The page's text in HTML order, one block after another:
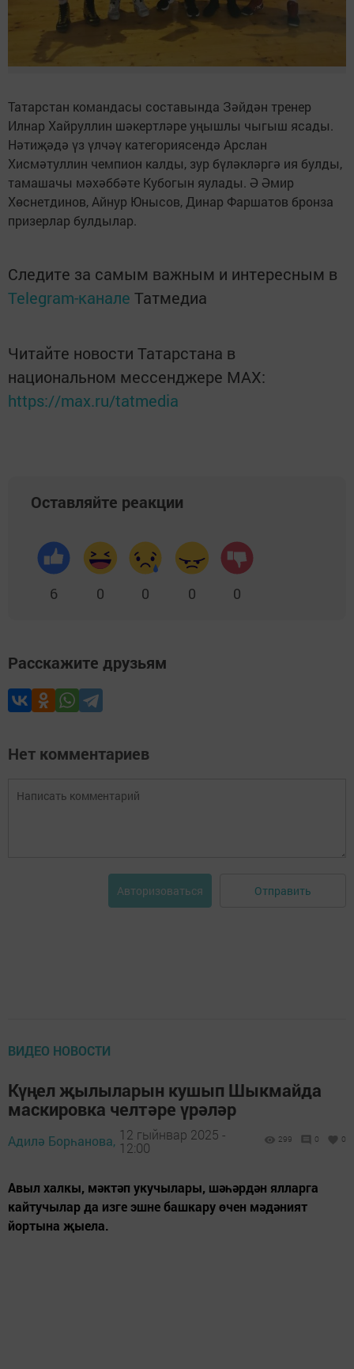
Татарстан командасы составында Зәйдән тренер
Илнар Хайруллин шәкертләре уңышлы чыгыш ясады.
Нәтиҗәдә үз үлчәү категориясендә Арслан
Хисмәтуллин чемпион калды, зур бүләкләргә ия булды,
тамашачы мәхәббәте Кубогын яулады. Ә Әмир
Хөснетдинов, Айнур Юнысов, Динар Фаршатов бронза
призерлар булдылар.
Следите за самым важным и интересным в
Telegram-канале Татмедиа
Читайте новости Татарстана в
национальном мессенджере MАХ:
https://max.ru/tatmedia
Оставляйте реакции
6 0 0 0 0
Расскажите друзьям
Нет комментариев
Авторизоваться Отправить
ВИДЕО НОВОСТИ
Күңел җылыларын кушып Шыкмайда
маскировка челтәре үрәләр
Адилә Борһанова, 12 гыйнвар 2025 -
12:00
299 0 0
Авыл халкы, мәктәп укучылары, шәһәрдән ялларга
кайтучылар да изге эшне башкару өчен мәдәният
йортына җыела.